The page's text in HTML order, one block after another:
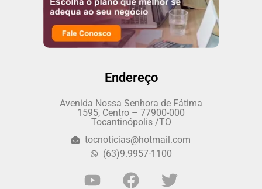
Endereço
Avenida Nossa Senhora de Fátima
1595, Centro – 77900-000
Tocantinópolis /TO
tocnoticias@hotmail.com
(63)9.9957-1100